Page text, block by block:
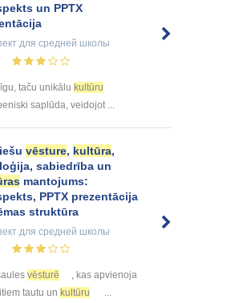
un PPTX
для средней школы
taču unikālu kultūru
saplūda, veidojot ...
vēsture, kultūra,
sabiedrība un
mantojums:
PPTX prezentācija
struktūra
для средней школы
vēsturē
, kas apvienoja
tautu un kultūru ...